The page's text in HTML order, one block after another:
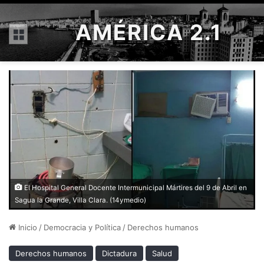
Menú AMÉRICA 2.1
El Hospital General Docente Intermunicipal Mártires del 9 de Abril en
Sagua la Grande, Villa Clara. (14ymedio)
Inicio / Democracia y Política / Derechos humanos
Derechos humanos Dictadura Salud